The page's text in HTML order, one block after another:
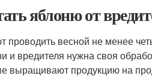
яблоню от
проводить весной не менее
и вредителя нужна своя
выращивают продукцию на